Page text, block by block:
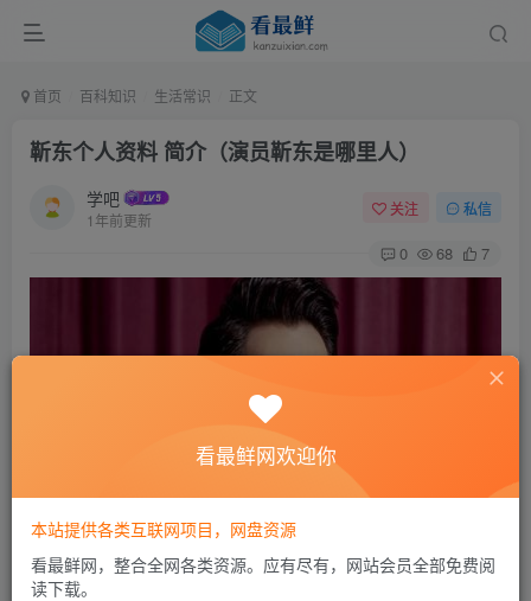
首页 百科知识 生活常识 正文
靳东个人资料 简介（演员靳东是哪里人）
学吧
1年前更新
关注 私信
0 68 7
看最鲜网欢迎你
本站提供各类互联网项目，网盘资源
看最鲜网，整合全网各类资源。应有尽有，网站会员全部免费阅
读下载。